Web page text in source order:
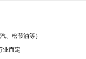
、松节油等）
业而定